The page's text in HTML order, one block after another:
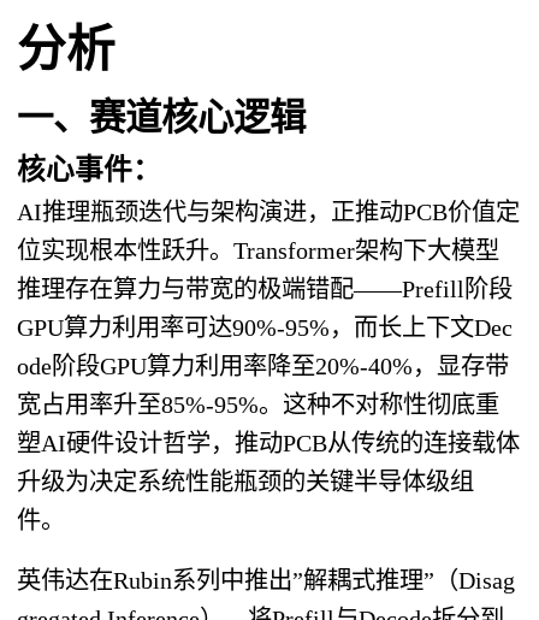
分析
一、赛道核心逻辑
核心事件：
AI推理瓶颈迭代与架构演进，正推动PCB价值定
位实现根本性跃升。Transformer架构下大模型
推理存在算力与带宽的极端错配——Prefill阶段
GPU算力利用率可达90%-95%，而长上下文Dec
ode阶段GPU算力利用率降至20%-40%，显存带
宽占用率升至85%-95%。这种不对称性彻底重
塑AI硬件设计哲学，推动PCB从传统的连接载体
升级为决定系统性能瓶颈的关键半导体级组
件。
英伟达在Rubin系列中推出”解耦式推理”（Disag